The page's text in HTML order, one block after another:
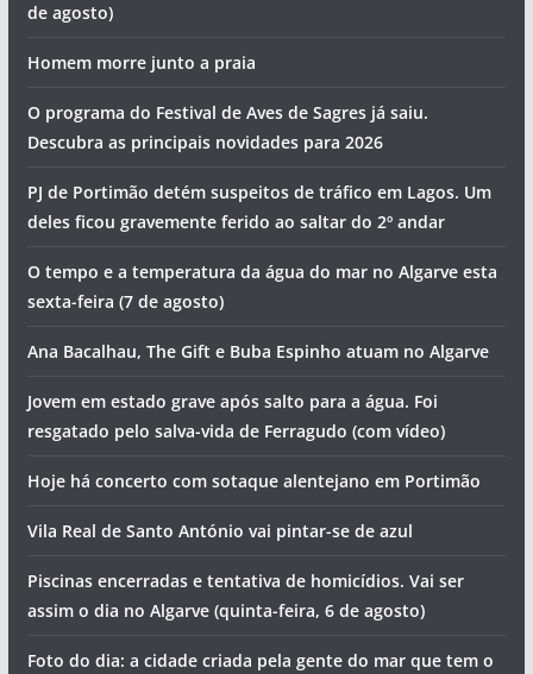
de agosto)
Homem morre junto a praia
O programa do Festival de Aves de Sagres já saiu.
Descubra as principais novidades para 2026
PJ de Portimão detém suspeitos de tráfico em Lagos. Um
deles ficou gravemente ferido ao saltar do 2º andar
O tempo e a temperatura da água do mar no Algarve esta
sexta-feira (7 de agosto)
Ana Bacalhau, The Gift e Buba Espinho atuam no Algarve
Jovem em estado grave após salto para a água. Foi
resgatado pelo salva-vida de Ferragudo (com vídeo)
Hoje há concerto com sotaque alentejano em Portimão
Vila Real de Santo António vai pintar-se de azul
Piscinas encerradas e tentativa de homicídios. Vai ser
assim o dia no Algarve (quinta-feira, 6 de agosto)
Foto do dia: a cidade criada pela gente do mar que tem o